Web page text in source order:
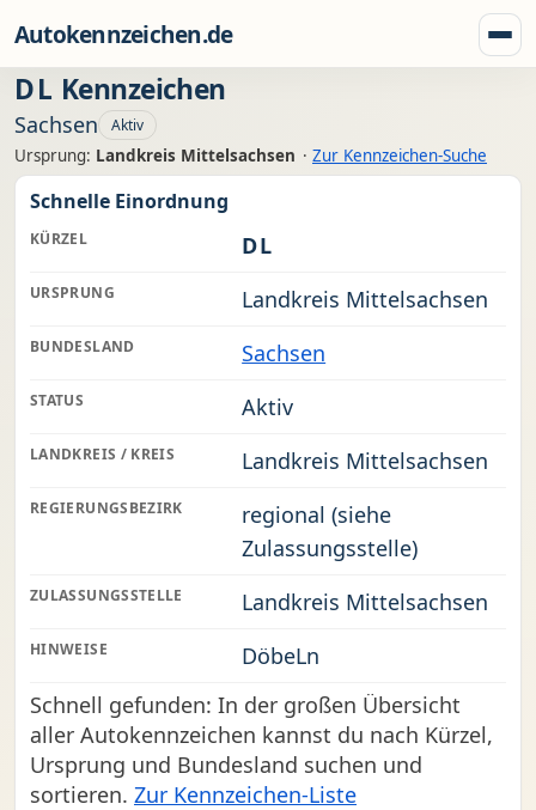
Autokennzeichen.de
DL Kennzeichen
Sachsen Aktiv
Ursprung: Landkreis Mittelsachsen · Zur Kennzeichen-Suche
Schnelle Einordnung
KÜRZEL DL
URSPRUNG Landkreis Mittelsachsen
BUNDESLAND Sachsen
STATUS Aktiv
LANDKREIS / KREIS Landkreis Mittelsachsen
REGIERUNGSBEZIRK
regional (siehe
Zulassungsstelle)
ZULASSUNGSSTELLE Landkreis Mittelsachsen
HINWEISE
DöbeLn
Schnell gefunden: In der großen Übersicht
aller Autokennzeichen kannst du nach Kürzel,
Ursprung und Bundesland suchen und
sortieren. Zur Kennzeichen-Liste